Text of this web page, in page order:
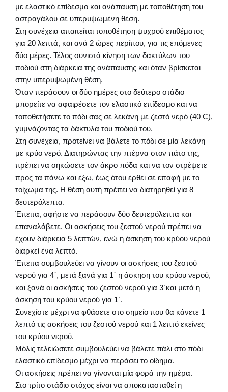
με ελαστικό επίδεσμο και ανάπαυση με τοποθέτηση του
αστραγάλου σε υπερυψωμένη θέση.
Στη συνέχεια απαιτείται τοποθέτηση ψυχρού επιθέματος
για 20 λεπτά, και ανά 2 ώρες περίπου, για τις επόμενες
δύο μέρες. Τέλος συνιστά κίνηση των δακτύλων του
ποδιού στη διάρκεια της ανάπαυσης και όταν βρίσκεται
στην υπερυψωμένη θέση.
Όταν περάσουν οι δύο ημέρες στο δεύτερο στάδιο
μπορείτε να αφαιρέσετε τον ελαστικό επίδεσμο και να
τοποθετήσετε το πόδι σας σε λεκάνη με ζεστό νερό (40 C),
γυμνάζοντας τα δάκτυλα του ποδιού του.
Στη συνέχεια, προτείνει να βάλετε το πόδι σε μία λεκάνη
με κρύο νερό. Διατηρώντας την πτέρνα στον πάτο της,
πρέπει να σηκώσετε τον άκρο πόδα και να τον στρέψετε
προς τα πάνω και έξω, έως ότου έρθει σε επαφή με το
τοίχωμα της. Η θέση αυτή πρέπει να διατηρηθεί για 8
δευτερόλεπτα.
Έπειτα, αφήστε να περάσουν δύο δευτερόλεπτα και
επαναλάβετε. Οι ασκήσεις του ζεστού νερού πρέπει να
έχουν διάρκεια 5 λεπτών, ενώ η άσκηση του κρύου νερού
διαρκεί ένα λεπτό.
Έπειτα συμβουλεύει να γίνουν οι ασκήσεις του ζεστού
νερού για 4΄, μετά ξανά για 1΄ η άσκηση του κρύου νερού,
και ξανά οι ασκήσεις του ζεστού νερού για 3΄και μετά η
άσκηση του κρύου νερού για 1΄.
Συνεχίστε μέχρι να φθάσετε στο σημείο που θα κάνετε 1
λεπτό τις ασκήσεις του ζεστού νερού και 1 λεπτό εκείνες
του κρύου νερού.
Μόλις τελειώσετε συμβουλεύει να βάλετε πάλι στο πόδι
ελαστικό επίδεσμο μέχρι να περάσει το οίδημα.
Οι ασκήσεις πρέπει να γίνονται μία φορά την ημέρα.
Στο τρίτο στάδιο στόχος είναι να αποκατασταθεί η